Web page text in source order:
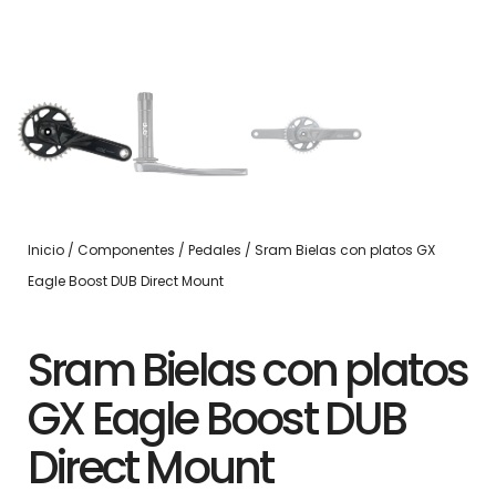
Inicio / Componentes / Pedales / Sram Bielas con platos GX
Eagle Boost DUB Direct Mount
Sram Bielas con platos
GX Eagle Boost DUB
Direct Mount